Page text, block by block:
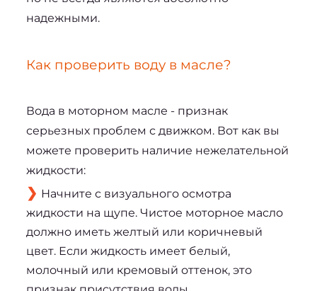
надежными.
Как проверить воду в масле?
Вода в моторном масле - признак
серьезных проблем с движком. Вот как вы
можете проверить наличие нежелательной
жидкости:
Начните с визуального осмотра
жидкости на щупе. Чистое моторное масло
должно иметь желтый или коричневый
цвет. Если жидкость имеет белый,
молочный или кремовый оттенок, это